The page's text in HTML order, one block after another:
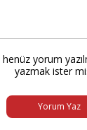
yorum
yazmak ister
Yorum Yaz